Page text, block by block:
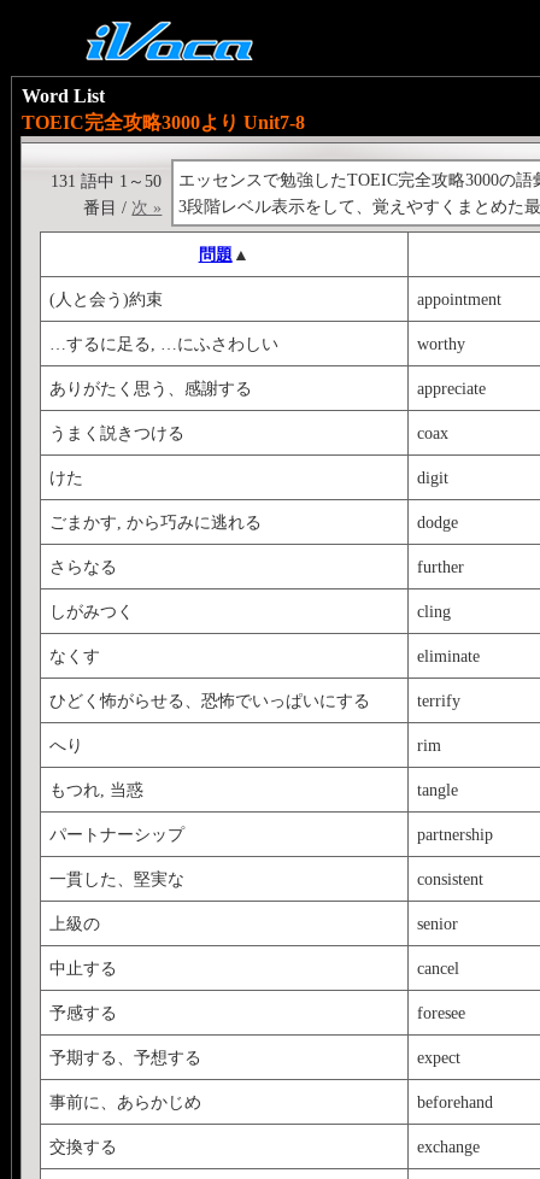
Word List
TOEIC完全攻略3000より Unit7-8
エッセンスで勉強したTOEIC完全攻略3000の
3段階レベル表示をして、覚えやすくまとめた
131 語中 1～50
番目 / 次 »
問題 ▲
(人と会う)約束 appointment
…するに足る, …にふさわしい worthy
ありがたく思う、感謝する appreciate
うまく説きつける coax
けた digit
ごまかす, から巧みに逃れる dodge
さらなる further
しがみつく cling
なくす eliminate
ひどく怖がらせる、恐怖でいっぱいにする terrify
へり rim
もつれ, 当惑 tangle
パートナーシップ partnership
一貫した、堅実な consistent
上級の senior
中止する cancel
予感する foresee
予期する、予想する expect
事前に、あらかじめ beforehand
交換する exchange